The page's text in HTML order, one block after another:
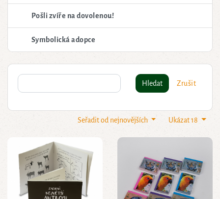
Pošli zvíře na dovolenou!
Symbolická adopce
Hledat Zrušit
Ukázat 18
Seřadit od nejnovějších